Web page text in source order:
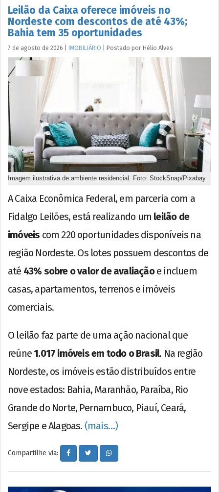
Leilão da Caixa oferece imóveis no
Nordeste com descontos de até 43%;
Bahia tem 35 oportunidades
7 de agosto de 2026 IMOBILIÁRIO Postado por Hélio Alves
Imagem ilustrativa de ambiente residencial. Foto: StockSnap/Pixabay
A Caixa Econômica Federal, em parceria com a
Fidalgo Leilões, está realizando um leilão de
imóveis com 220 oportunidades disponíveis na
região Nordeste. Os lotes possuem descontos de
até 43% sobre o valor de avaliaçãoe incluem
casas, apartamentos, terrenos e imóveis
comerciais.
O leilão faz parte de uma ação nacional que
reúne 1.017 imóveis em todo o Brasil. Na região
Nordeste, os imóveis estão distribuídos entre
nove estados: Bahia, Maranhão, Paraíba, Rio
Grande do Norte, Pernambuco, Piauí, Ceará,
Sergipe e Alagoas. (mais…)
Compartilhe via: